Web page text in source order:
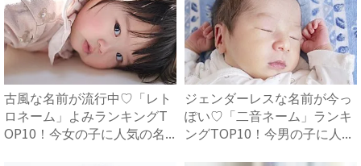
古風な名前が流行中♡「レト
ロネーム」よみランキングT
OP10！今女の子に人気の名...
ジェンダーレスな名前が今っ
ぽい♡「二音ネーム」ランキ
ングTOP10！今男の子に人...